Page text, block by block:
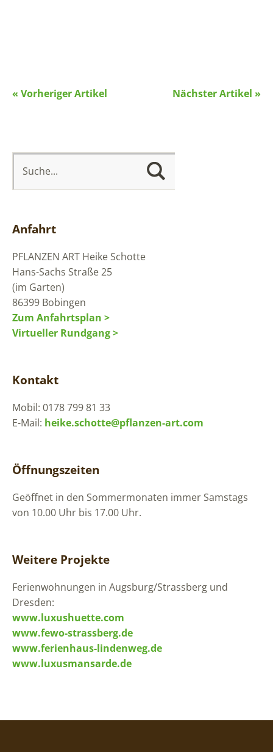
Nächster Artikel »
« Vorheriger Artikel
Anfahrt
PFLANZEN ART Heike Schotte
Hans-Sachs Straße 25
(im Garten)
86399 Bobingen
Zum Anfahrtsplan >
Virtueller Rundgang >
Kontakt
Mobil: 0178 799 81 33
E-Mail: heike.schotte@pflanzen-art.com
Öffnungszeiten
Geöffnet in den Sommermonaten immer Samstags
von 10.00 Uhr bis 17.00 Uhr.
Weitere Projekte
Ferienwohnungen in Augsburg/Strassberg und
Dresden:
www.luxushuette.com
www.fewo-strassberg.de
www.ferienhaus-lindenweg.de
www.luxusmansarde.de